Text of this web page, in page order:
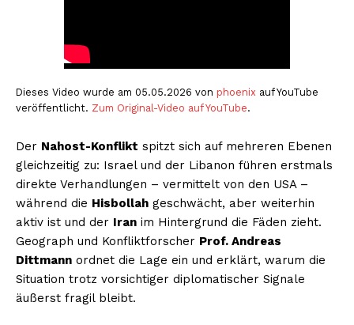
Dieses Video wurde am 05.05.2026 von phoenix auf YouTube
veröffentlicht. Zum Original-Video auf YouTube.
Der Nahost-Konflikt spitzt sich auf mehreren Ebenen
gleichzeitig zu: Israel und der Libanon führen erstmals
direkte Verhandlungen – vermittelt von den USA –
während die Hisbollah geschwächt, aber weiterhin
aktiv ist und der Iran im Hintergrund die Fäden zieht.
Geograph und Konfliktforscher Prof. Andreas
Dittmann ordnet die Lage ein und erklärt, warum die
Situation trotz vorsichtiger diplomatischer Signale
äußerst fragil bleibt.